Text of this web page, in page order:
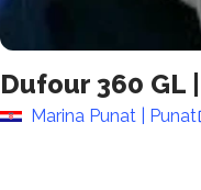
Dufour 360 GL
Marina Punat | Punat